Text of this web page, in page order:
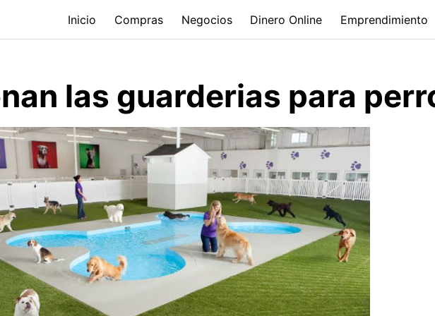
Inicio Compras Negocios Dinero Online Emprendimiento
las guarderias para